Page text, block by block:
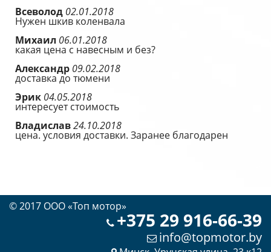
Всеволод 02.01.2018
Нужен шкив коленвала
Михаил 06.01.2018
какая цена с навесным и без?
Александр 09.02.2018
доставка до тюмени
Эрик 04.05.2018
интересует стоимость
Владислав24.10.2018
цена. условия доставки. Заранее благодарен
© 2017 OOO «Топ мотор»
+375 29 916-66-39
info@topmotor.by